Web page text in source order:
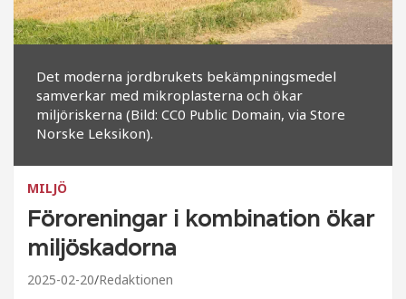
Det moderna jordbrukets bekämpningsmedel
samverkar med mikroplasterna och ökar
miljöriskerna (Bild: CC0 Public Domain, via Store
Norske Leksikon).
MILJÖ
Föroreningar i kombination ökar
miljöskadorna
2025-02-20 Redaktionen